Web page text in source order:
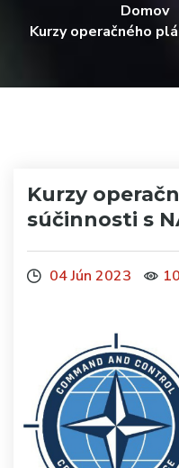
Domov
Kurzy operačného
Kurzy
súčinnosti s
04 Jún 2023